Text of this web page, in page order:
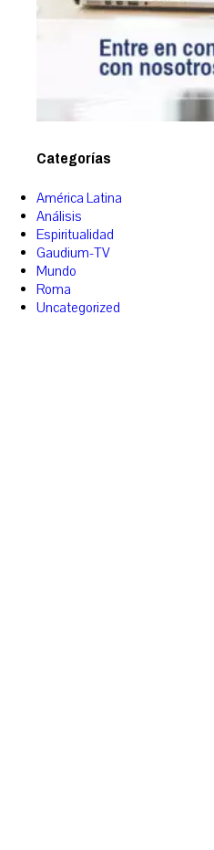
Categorías
América Latina
Análisis
Espiritualidad
Gaudium-TV
Mundo
Roma
Uncategorized